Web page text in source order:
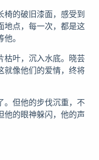
椅的破旧漆面，感受到
地点，每一次，都是这
。
枯叶，沉入水底。晓芸
就像他们的爱情，终将
。但他的步伐沉重，不
他的眼神躲闪，他的声